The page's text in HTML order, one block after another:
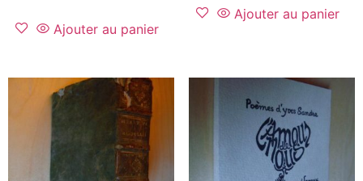
Ajouter au panier
Ajouter au panier